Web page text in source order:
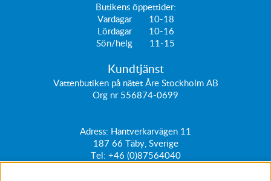
Butikens öppettider:
Vardagar 10-18
Lördagar 10-16
Sön/helg 11-15
Kundtjänst
Vattenbutiken på nätet Åre Stockholm AB
Org nr 556874-0699
Adress: Hantverkarvägen 11
187 66 Täby, Sverige
Tel: +46 (0)87564040